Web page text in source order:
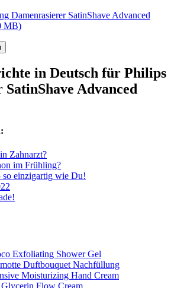
Damenrasierer SatinShave Advanced
MB)
in Deutsch für Philips
Advanced
Zahnarzt?
im Frühling?
so einzigartig wie Du!
Exfoliating Shower Gel
Duftbouquet Nachfüllung
Moisturizing Hand Cream